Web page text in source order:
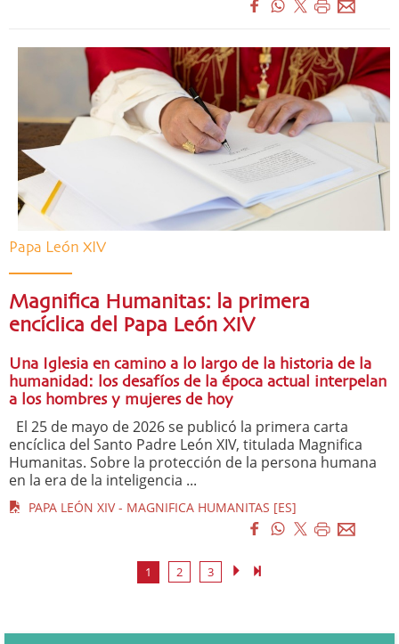
Papa León XIV
Magnifica Humanitas: la primera
encíclica del Papa León XIV
Una Iglesia en camino a lo largo de la historia de la
humanidad: los desafíos de la época actual interpelan
a los hombres y mujeres de hoy
El 25 de mayo de 2026 se publicó la primera carta
encíclica del Santo Padre León XIV, titulada Magnifica
Humanitas. Sobre la protección de la persona humana
en la era de la inteligencia ...
PAPA LEÓN XIV - MAGNIFICA HUMANITAS [ES]
1 2 3